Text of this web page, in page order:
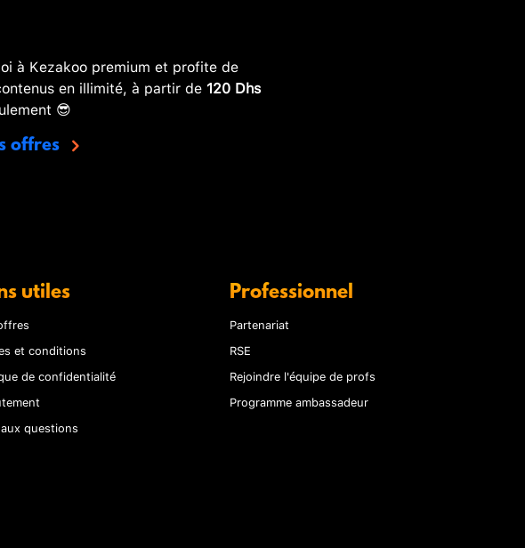
à Kezakoo premium et profite de
en illimité, à partir de 120 Dhs
😎
offres
utiles
et conditions
de confidentialité
questions
Professionnel
Partenariat
RSE
Rejoindre l'équipe de profs
Programme ambassadeur